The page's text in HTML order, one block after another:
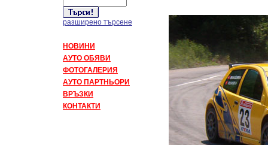
разширено търсене
НОВИНИ
АУТО ОБЯВИ
ФОТОГАЛЕРИЯ
АУТО ПАРТНЬОРИ
ВРЪЗКИ
КОНТАКТИ